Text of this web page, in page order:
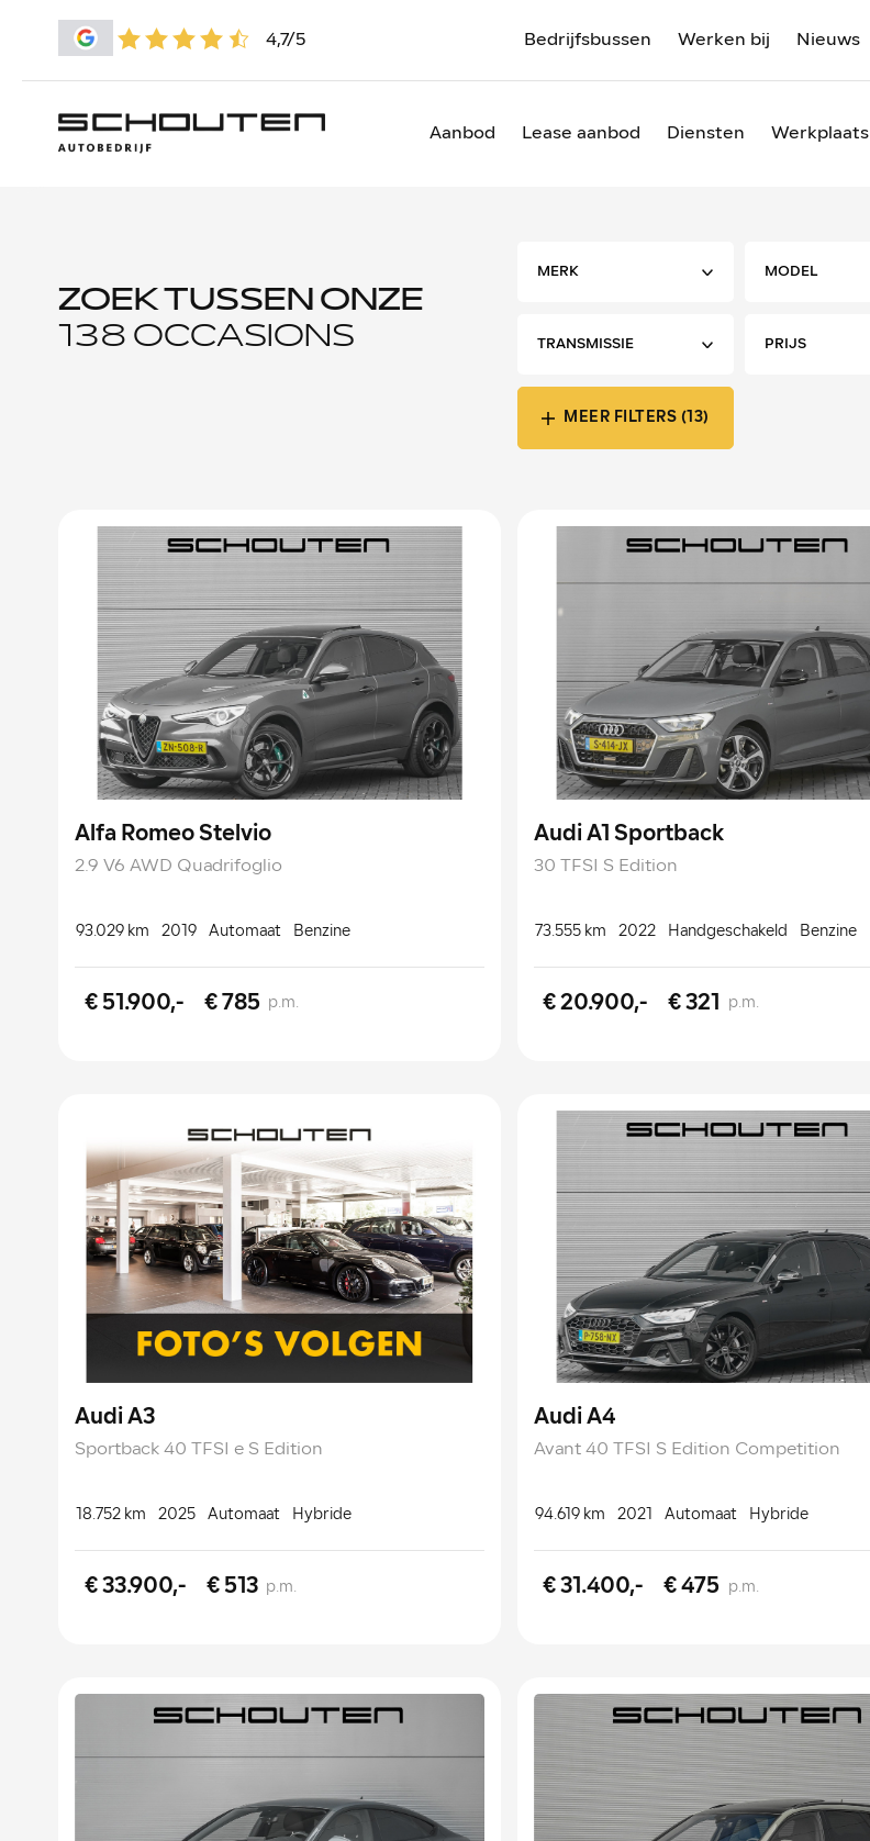
4,7/5 Bedrijfsbussen Werken bij Nieuws
Aanbod Lease aanbod Diensten Werkplaats
ZOEK TUSSEN ONZE
138 OCCASIONS
MEER FILTERS (13)
Alfa Romeo Stelvio
2.9 V6 AWD Quadrifoglio
93.029 km 2019 Automaat Benzine
€ 51.900,- € 785 p.m.
Audi A1 Sportback
30 TFSI S Edition
73.555 km 2022 Handgeschakeld Benzine
€ 20.900,- € 321 p.m.
Audi A3
Sportback 40 TFSI e S Edition
18.752 km 2025 Automaat Hybride
€ 33.900,- € 513 p.m.
Audi A4
Avant 40 TFSI S Edition Competition
94.619 km 2021 Automaat Hybride
€ 31.400,- € 475 p.m.